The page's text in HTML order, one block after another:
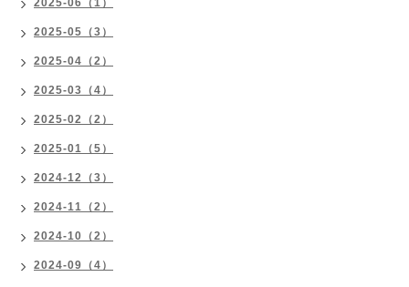
2025-06（1）
2025-05（3）
2025-04（2）
2025-03（4）
2025-02（2）
2025-01（5）
2024-12（3）
2024-11（2）
2024-10（2）
2024-09（4）